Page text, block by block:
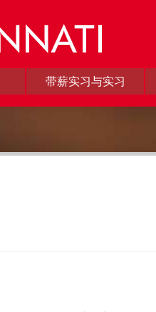
带薪实习与实习